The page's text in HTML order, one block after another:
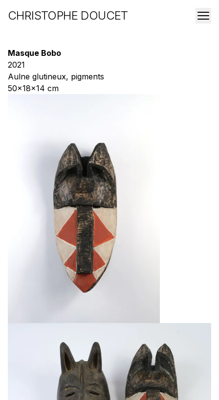
CHRISTOPHE DOUCET
Masque Bobo
2021
Aulne glutineux, pigments
50x18x14 cm